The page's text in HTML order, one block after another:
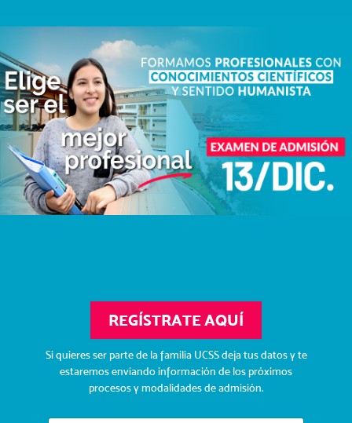
REGÍSTRATE AQUÍ
Si quieres ser parte de la familia UCSS deja tus datos y te
estaremos enviando información de los próximos
procesos y modalidades de admisión.